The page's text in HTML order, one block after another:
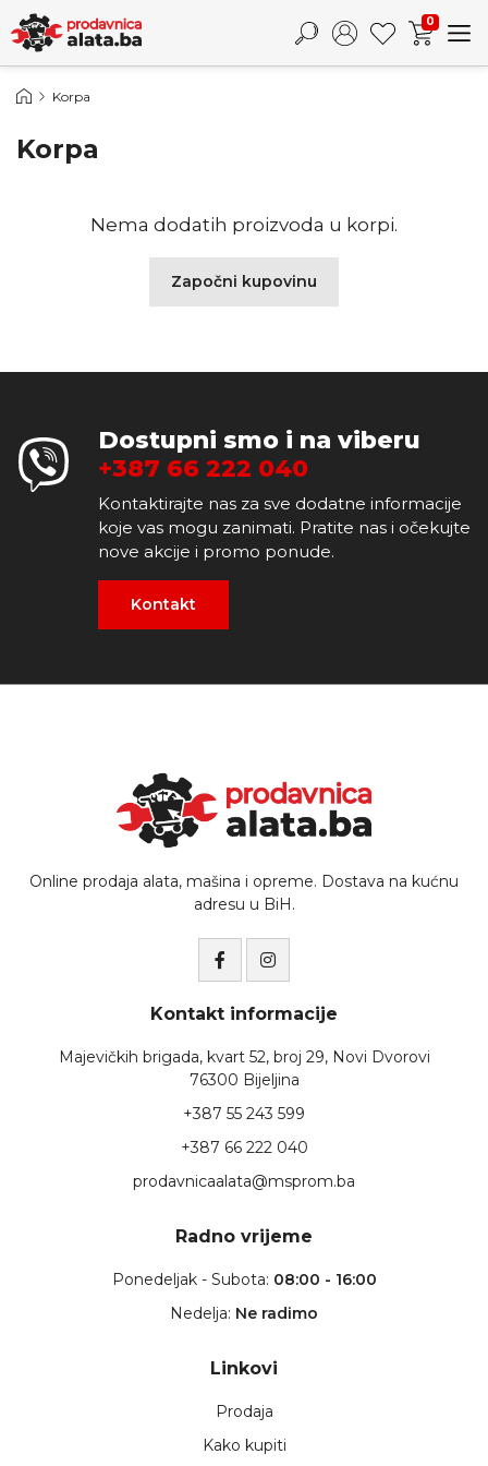
0
Korpa
Korpa
Nema dodatih proizvoda u korpi.
Započni kupovinu
Dostupni smo i na viberu
+387 66 222 040
Kontaktirajte nas za sve dodatne informacije
koje vas mogu zanimati. Pratite nas i očekujte
nove akcije i promo ponude.
Kontakt
Online prodaja alata, mašina i opreme. Dostava na kućnu
adresu u BiH.
Kontakt informacije
Majevičkih brigada, kvart 52, broj 29, Novi Dvorovi
76300 Bijeljina
+387 55 243 599
+387 66 222 040
prodavnicaalata@msprom.ba
Radno vrijeme
Ponedeljak - Subota: 08:00 - 16:00
Nedelja: Ne radimo
Linkovi
Prodaja
Kako kupiti